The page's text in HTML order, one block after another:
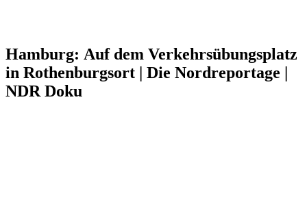
Hamburg: Auf dem Verkehrsübungsplatz
in Rothenburgsort | Die Nordreportage |
NDR Doku